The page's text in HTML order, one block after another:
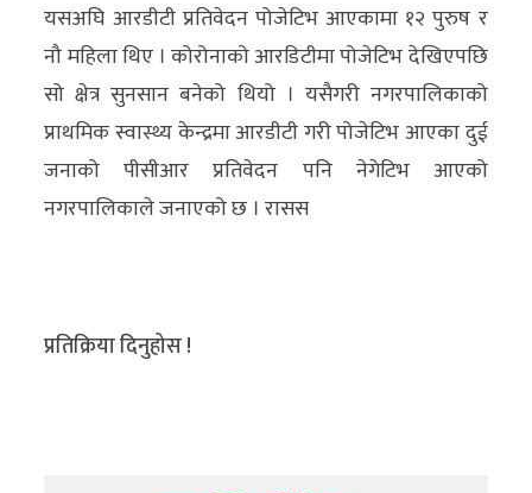
विशेष
राशिफल
फोटो
ग्यालरी
यसअघि आरडीटी प्रतिवेदन पोजेटिभ आएकामा १२ पुरुष र
नौ महिला थिए । कोरोनाको आरडिटीमा पोजेटिभ देखिएपछि
सो क्षेत्र सुनसान बनेको थियो । यसैगरी नगरपालिकाको
प्राथमिक स्वास्थ्य केन्द्रमा आरडीटी गरी पोजेटिभ आएका दुई
जनाको पीसीआर प्रतिवेदन पनि नेगेटिभ आएको
नगरपालिकाले जनाएको छ । रासस
प्रतिक्रिया दिनुहोस !